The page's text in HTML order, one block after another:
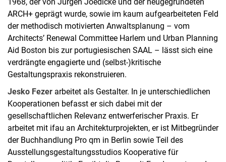
ARCH+ geprägt wurde, sowie im kaum aufgearbeiteten Feld
der methodisch motivierten Anwaltsplanung – vom
Architects’ Renewal Committee Harlem und Urban Planning
Aid Boston bis zur portugiesischen SAAL – lässt sich eine
verdrängte engagierte und (selbst-)kritische
Gestaltungspraxis rekonstruieren.
Jesko Fezer arbeitet als Gestalter. In je unterschiedlichen
Kooperationen befasst er sich dabei mit der
gesellschaftlichen Relevanz entwerferischer Praxis. Er
arbeitet mit ifau an Architekturprojekten, er ist Mitbegründer
der Buchhandlung Pro qm in Berlin sowie Teil des
Ausstellungsgestaltungsstudios Kooperative für